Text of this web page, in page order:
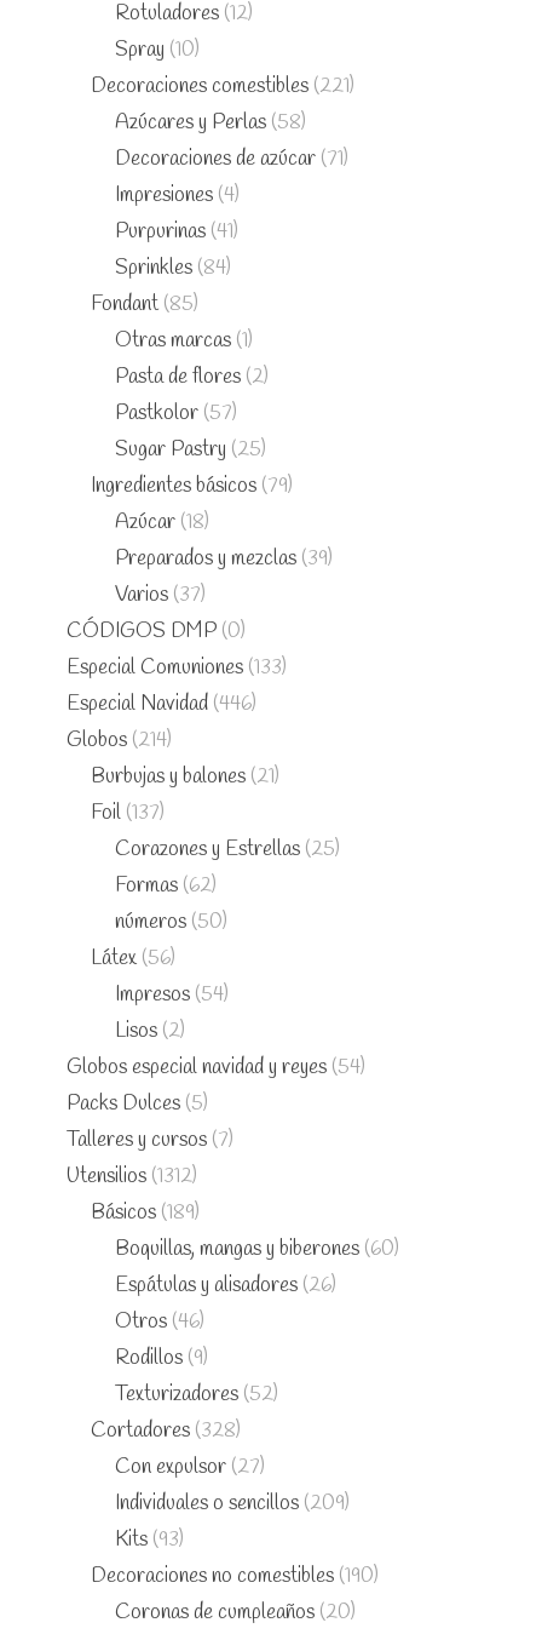
Rotuladores (12)
Spray (10)
Decoraciones comestibles (221)
Azúcares y Perlas (58)
Decoraciones de azúcar (71)
Impresiones (4)
Purpurinas (41)
Sprinkles (84)
Fondant (85)
Otras marcas (1)
Pasta de flores (2)
Pastkolor (57)
Sugar Pastry (25)
Ingredientes básicos (79)
Azúcar (18)
Preparados y mezclas (39)
Varios (37)
CÓDIGOS DMP (0)
Especial Comuniones (133)
Especial Navidad (446)
Globos (214)
Burbujas y balones (21)
Foil (137)
Corazones y Estrellas (25)
Formas (62)
números (50)
Látex (56)
Impresos (54)
Lisos (2)
Globos especial navidad y reyes (54)
Packs Dulces (5)
Talleres y cursos (7)
Utensilios (1312)
Básicos (189)
Boquillas, mangas y biberones (60)
Espátulas y alisadores (26)
Otros (46)
Rodillos (9)
Texturizadores (52)
Cortadores (328)
Con expulsor (27)
Individuales o sencillos (209)
Kits (93)
Decoraciones no comestibles (190)
Coronas de cumpleaños (20)